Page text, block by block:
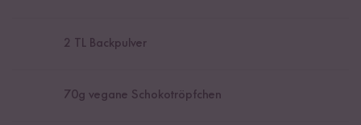
2 TL Backpulver
70g vegane Schokotröpfchen